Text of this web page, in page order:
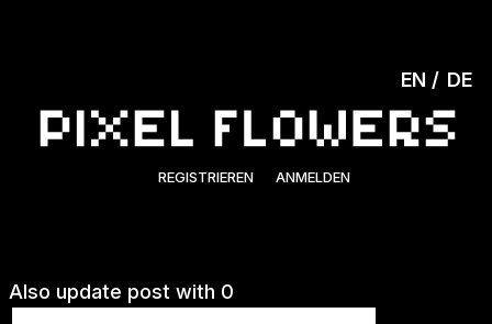
REGISTRIEREN ANMELDEN
EN DE
Also update post with 0